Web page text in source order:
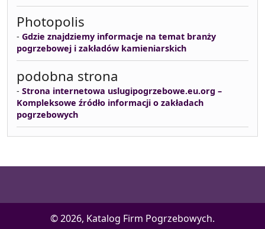
Photopolis
- Gdzie znajdziemy informacje na temat branży
pogrzebowej i zakładów kamieniarskich
podobna strona
- Strona internetowa uslugipogrzebowe.eu.org –
Kompleksowe źródło informacji o zakładach
pogrzebowych
© 2026, Katalog Firm Pogrzebowych.